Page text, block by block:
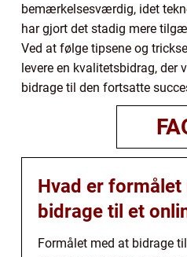
bemærkelsesværdig, idet
har gjort det stadig mere
Ved at følge tipsene og
levere en kvalitetsbidrag, der
bidrage til den fortsatte
Hvad er formålet
bidrage til et
Formålet med at bidrage